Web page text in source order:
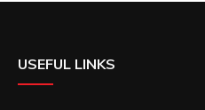
USEFUL LINKS